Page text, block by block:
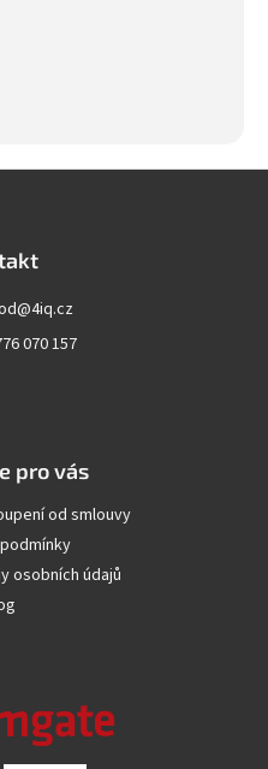
@4iq.cz
070 157
pro vás
od smlouvy
osobních údajů